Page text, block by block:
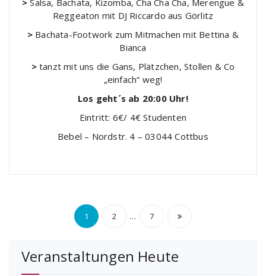
> Salsa, Bachata, Kizomba, Cha Cha Cha, Merengue &
Reggeaton mit DJ Riccardo aus Görlitz
> Bachata-Footwork zum Mitmachen mit Bettina &
Bianca
>tanzt mit uns die Gans, Plätzchen, Stollen & Co
„einfach“ weg!
Los geht´s ab 20:00 Uhr!
Eintritt: 6€/ 4€ Studenten
Bebel – Nordstr. 4 – 03044 Cottbus
Beiträge
1 2 … 7
Veranstaltungen Heute